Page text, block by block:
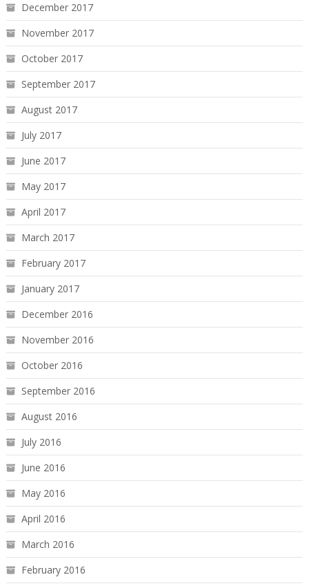
December 2017
November 2017
October 2017
September 2017
August 2017
July 2017
June 2017
May 2017
April 2017
March 2017
February 2017
January 2017
December 2016
November 2016
October 2016
September 2016
August 2016
July 2016
June 2016
May 2016
April 2016
March 2016
February 2016